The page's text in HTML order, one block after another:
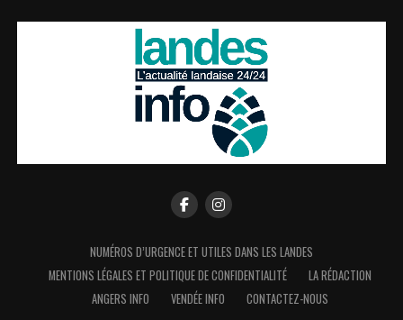
NUMÉROS D’URGENCE ET UTILES DANS LES LANDES
MENTIONS LÉGALES ET POLITIQUE DE CONFIDENTIALITÉ
LA RÉDACTION
ANGERS INFO
VENDÉE INFO CONTACTEZ-NOUS